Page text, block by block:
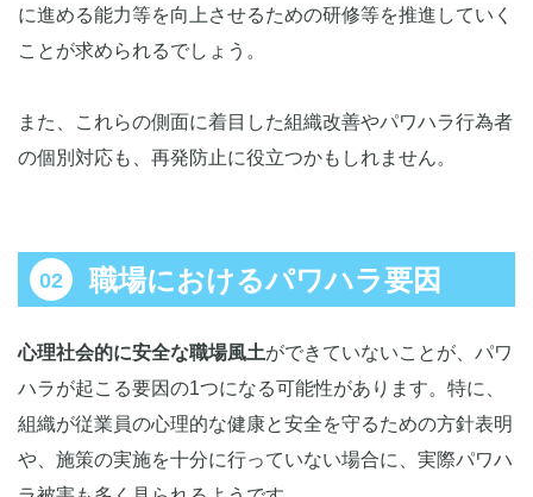
に進める能力等を向上させるための研修等を推進していく
ことが求められるでしょう。
また、これらの側面に着目した組織改善やパワハラ行為者
の個別対応も、再発防止に役立つかもしれません。
職場におけるパワハラ要因
心理社会的に安全な職場風土ができていないことが、パワ
ハラが起こる要因の1つになる可能性があります。特に、
組織が従業員の心理的な健康と安全を守るための方針表明
や、施策の実施を十分に行っていない場合に、実際パワハ